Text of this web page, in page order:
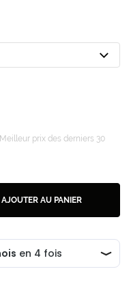
Meilleur prix des derniers 30
AJOUTER AU PANIER